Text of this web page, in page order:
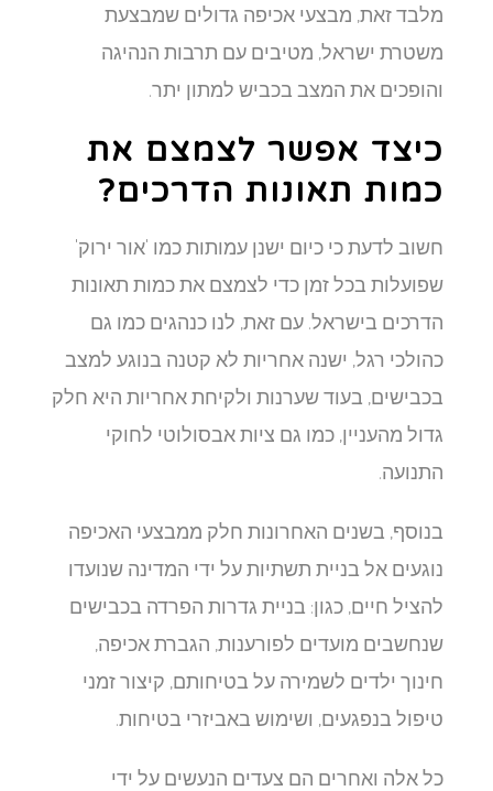
מלבד זאת, מבצעי אכיפה גדולים שמבצעת
משטרת ישראל, מטיבים עם תרבות הנהיגה
והופכים את המצב בכביש למתון יתר.
כיצד אפשר לצמצם את
כמות תאונות הדרכים?
חשוב לדעת כי כיום ישנן עמותות כמו 'אור ירוק'
שפועלות בכל זמן כדי לצמצם את כמות תאונות
הדרכים בישראל. עם זאת, לנו כנהגים כמו גם
כהולכי רגל, ישנה אחריות לא קטנה בנוגע למצב
בכבישים, בעוד שערנות ולקיחת אחריות היא חלק
גדול מהעניין, כמו גם ציות אבסולוטי לחוקי
התנועה.
בנוסף, בשנים האחרונות חלק ממבצעי האכיפה
נוגעים אל בניית תשתיות על ידי המדינה שנועדו
להציל חיים, כגון: בניית גדרות הפרדה בכבישים
שנחשבים מועדים לפורענות, הגברת אכיפה,
חינוך ילדים לשמירה על בטיחותם, קיצור זמני
טיפול בנפגעים, ושימוש באביזרי בטיחות.
כל אלה ואחרים הם צעדים הנעשים על ידי